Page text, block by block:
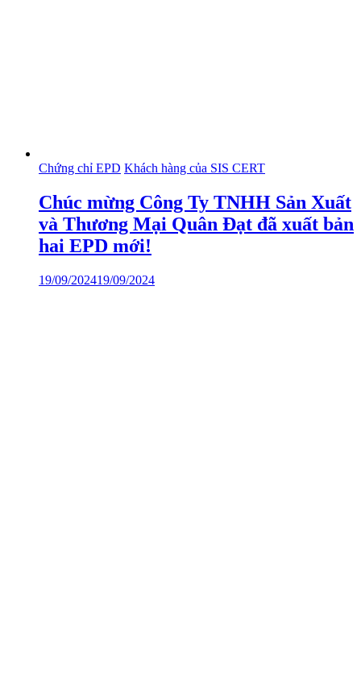
Chứng chỉ EPD Khách hàng của SIS CERT
Chúc mừng Công Ty TNHH Sản Xuất
và Thương Mại Quân Đạt đã xuất bản
hai EPD mới!
19/09/202419/09/2024